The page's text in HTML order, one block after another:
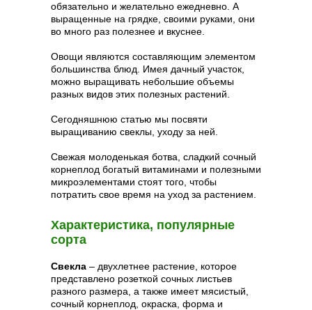
обязательно и желательно ежедневно. А
выращенные на грядке, своими руками, они
во много раз полезнее и вкуснее.
Овощи являются составляющим элементом
большинства блюд. Имея дачный участок,
можно выращивать небольшие объемы
разных видов этих полезных растений.
Сегодняшнюю статью мы посвяти
выращиванию свеклы, уходу за ней.
Свежая молоденькая ботва, сладкий сочный
корнеплод богатый витаминами и полезными
микроэлементами стоят того, чтобы
потратить свое время на уход за растением.
Характеристика, популярные
сорта
Свекла – двухлетнее растение, которое
представлено розеткой сочных листьев
разного размера, а также имеет мясистый,
сочный корнеплод, окраска, форма и